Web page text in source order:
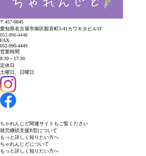
〒457-0845
愛知県名古屋市南区観音町5-41 カワキタビル1F
052-990-4448
FAX
052-990-4449
営業時間
8:30～17:30
定休日
土曜日、日曜日
ちゃれんじど関連サイトもご覧ください
就労継続支援B型について
もっと詳しく知りたい方へ
ちゃれんじどについて
もっと詳しく知りたい方へ